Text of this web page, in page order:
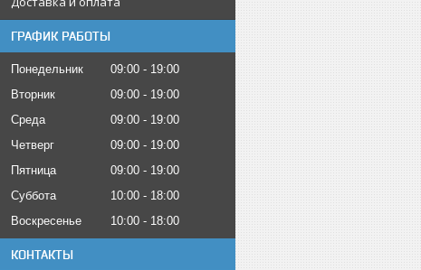
ГРАФИК РАБОТЫ
Понедельник 09:00
19:00
Вторник
09:00
19:00
Среда
09:00
19:00
Четверг
09:00
19:00
Пятница
09:00
19:00
Суббота
10:00
18:00
Воскресенье
10:00 18:00
КОНТАКТЫ